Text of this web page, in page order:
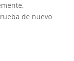
de nuevo